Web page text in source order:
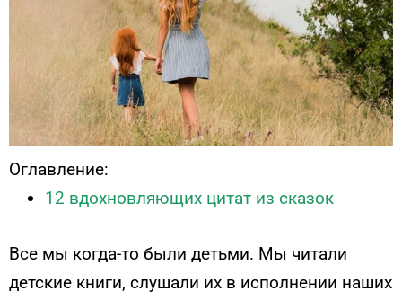
Оглавление:
12 вдохновляющих цитат из сказок
Все мы когда-то были детьми. Мы читали
детские книги, слушали их в исполнении наших